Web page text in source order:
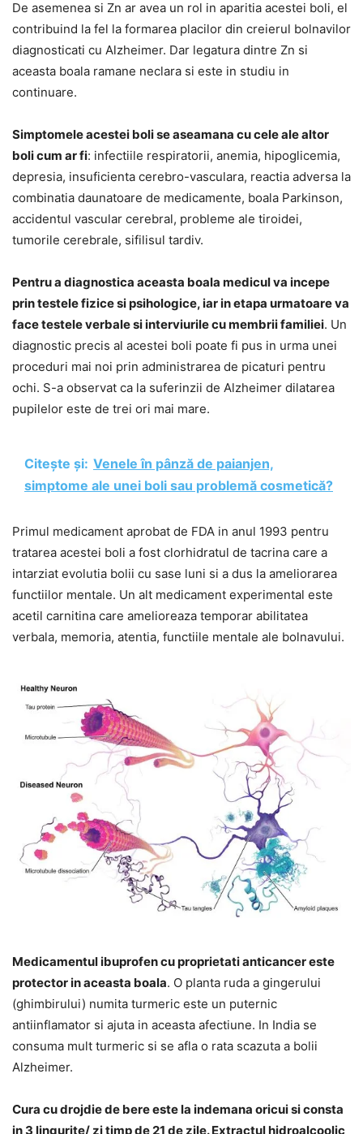
De asemenea si Zn ar avea un rol in aparitia acestei boli, el
contribuind la fel la formarea placilor din creierul bolnavilor
diagnosticati cu Alzheimer. Dar legatura dintre Zn si
aceasta boala ramane neclara si este in studiu in
continuare.
Simptomele acestei boli se aseamana cu cele ale altor
boli cum ar fi: infectiile respiratorii, anemia, hipoglicemia,
depresia, insuficienta cerebro-vasculara, reactia adversa la
combinatia daunatoare de medicamente, boala Parkinson,
accidentul vascular cerebral, probleme ale tiroidei,
tumorile cerebrale, sifilisul tardiv.
Pentru a diagnostica aceasta boala medicul va incepe
prin testele fizice si psihologice, iar in etapa urmatoare va
face testele verbale si interviurile cu membrii familiei. Un
diagnostic precis al acestei boli poate fi pus in urma unei
proceduri mai noi prin administrarea de picaturi pentru
ochi. S-a observat ca la suferinzii de Alzheimer dilatarea
pupilelor este de trei ori mai mare.
Citește și: Venele în pânză de paianjen,
simptome ale unei boli sau problemă cosmetică?
Primul medicament aprobat de FDA in anul 1993 pentru
tratarea acestei boli a fost clorhidratul de tacrina care a
intarziat evolutia bolii cu sase luni si a dus la ameliorarea
functiilor mentale. Un alt medicament experimental este
acetil carnitina care amelioreaza temporar abilitatea
verbala, memoria, atentia, functiile mentale ale bolnavului.
Medicamentul ibuprofen cu proprietati anticancer este
protector in aceasta boala. O planta ruda a gingerului
(ghimbirului) numita turmeric este un puternic
antiinflamator si ajuta in aceasta afectiune. In India se
consuma mult turmeric si se afla o rata scazuta a bolii
Alzheimer.
Cura cu drojdie de bere este la indemana oricui si consta
in 3 lingurite/ zi timp de 21 de zile. Extractul hidroalcoolic